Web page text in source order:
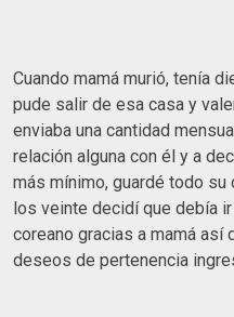
Cuando mamá murió, tenía
pude salir de esa casa y
enviaba una cantidad
relación alguna con él y a
más mínimo, guardé todo
los veinte decidí que debía
coreano gracias a mamá así
deseos de pertenencia